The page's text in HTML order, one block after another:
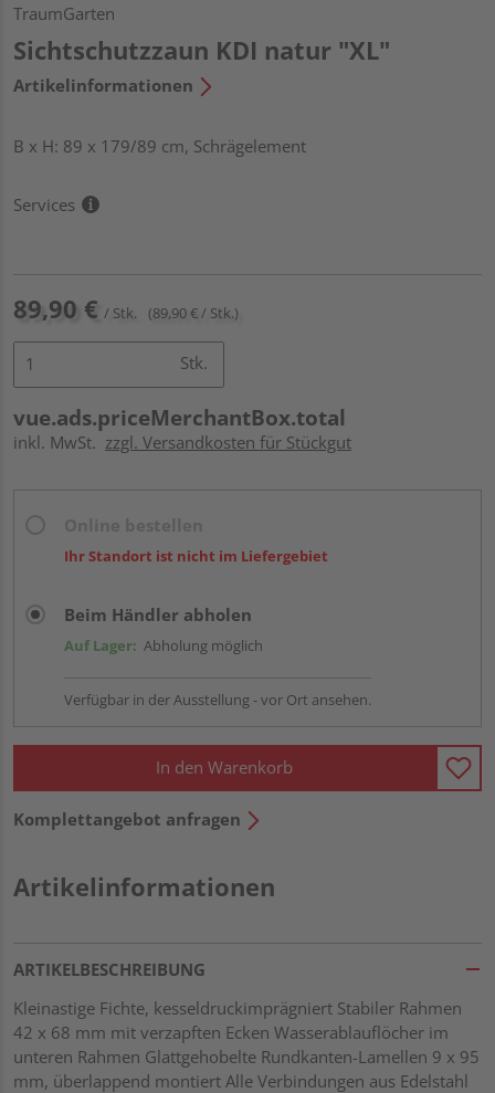
TraumGarten
Sichtschutzzaun KDI natur "XL"
Artikelinformationen
B x H: 89 x 179/89 cm, Schrägelement
Services
89,90 € / Stk. (89,90 € / Stk.)
Stk.
vue.ads.priceMerchantBox.total
inkl. MwSt. zzgl. Versandkosten für Stückgut
Ihr Standort ist nicht im Liefergebiet
Beim Händler abholen
Auf Lager: Abholung möglich
Verfügbar in der Ausstellung - vor Ort ansehen.
In den Warenkorb
Komplettangebot anfragen
Artikelinformationen
ARTIKELBESCHREIBUNG
Kleinastige Fichte, kesseldruckimprägniert Stabiler Rahmen
42 x 68 mm mit verzapften Ecken Wasserablauflöcher im
unteren Rahmen Glattgehobelte Rundkanten-Lamellen 9 x 95
mm, überlappend montiert Alle Verbindungen aus Edelstahl